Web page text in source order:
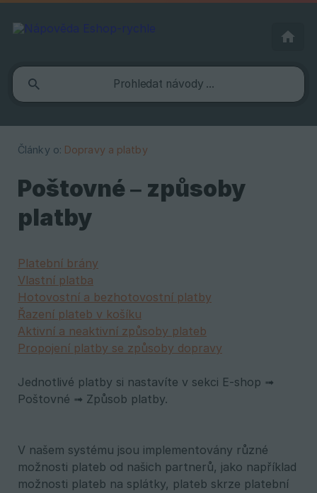
Články o: Dopravy a platby
Poštovné – způsoby
platby
Platební brány
Vlastní platba
Hotovostní a bezhotovostní platby
Řazení plateb v košíku
Aktivní a neaktivní způsoby plateb
Propojení platby se způsoby dopravy
Jednotlivé platby si nastavíte v sekci E-shop ➟
Poštovné ➟ Způsob platby.
V našem systému jsou implementovány různé
možnosti plateb od našich partnerů, jako například
možnosti plateb na splátky, plateb skrze platební